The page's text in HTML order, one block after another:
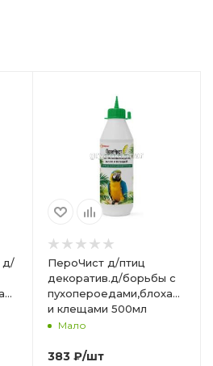
д/
ПероЧист д/птиц
декоратив.д/борьбы с
пухопероедами,блохами
и клещами 500мл
Мало
383 ₽/шт